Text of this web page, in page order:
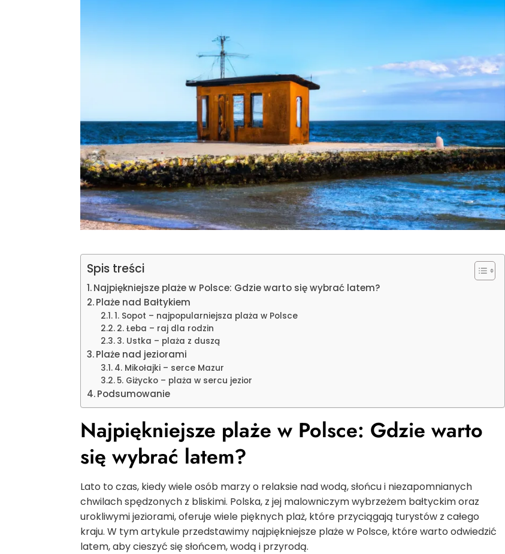
Spis treści
Najpiękniejsze plaże w Polsce: Gdzie warto się wybrać latem?
Plaże nad Bałtykiem
1. Sopot – najpopularniejsza plaża w Polsce
2. Łeba – raj dla rodzin
3. Ustka – plaża z duszą
Plaże nad jeziorami
4. Mikołajki – serce Mazur
5. Giżycko – plaża w sercu jezior
Podsumowanie
Najpiękniejsze plaże w Polsce: Gdzie warto
się wybrać latem?
Lato to czas, kiedy wiele osób marzy o relaksie nad wodą, słońcu i niezapomnianych
chwilach spędzonych z bliskimi. Polska, z jej malowniczym wybrzeżem bałtyckim oraz
urokliwymi jeziorami, oferuje wiele pięknych plaż, które przyciągają turystów z całego
kraju. W tym artykule przedstawimy najpiękniejsze plaże w Polsce, które warto odwiedzić
latem, aby cieszyć się słońcem, wodą i przyrodą.